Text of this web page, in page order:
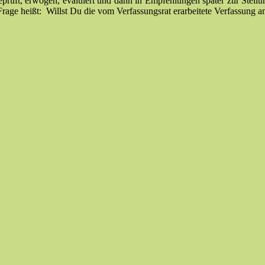
heißt: Willst Du die vom Verfassungsrat erarbeitete Verfassung